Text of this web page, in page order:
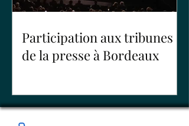
Participation aux tribunes
de la presse à Bordeaux